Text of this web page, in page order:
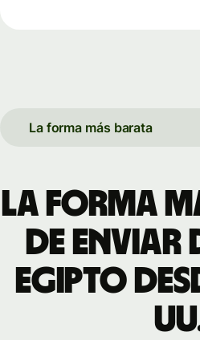
La forma más barata
La forma
de enviar
Egipto